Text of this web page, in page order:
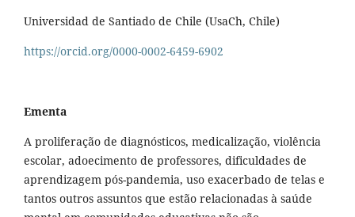
Universidad de Santiado de Chile (UsaCh, Chile)
https://orcid.org/0000-0002-6459-6902
Ementa
A proliferação de diagnósticos, medicalização, violência
escolar, adoecimento de professores, dificuldades de
aprendizagem pós-pandemia, uso exacerbado de telas e
tantos outros assuntos que estão relacionadas à saúde